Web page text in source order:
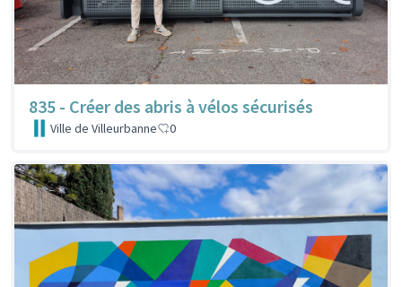
835 - Créer des abris à vélos sécurisés
Ville de Villeurbanne 0